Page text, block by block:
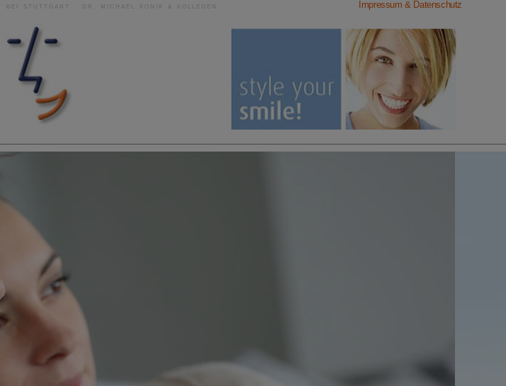
Impressum & Datenschutz
BEI STUTTGART · DR. MICHAEL KONIK & KOLLEGEN